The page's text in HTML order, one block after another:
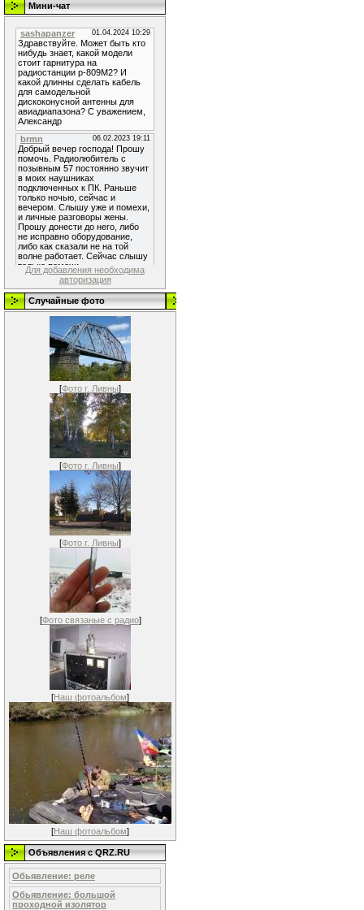
Мини-чат
Для добавления необходима
авторизация
Случайные фото
[Фото г. Ливны]
[Фото г. Ливны]
[Фото г. Ливны]
[Фото связаные с радио]
[Наш фотоальбом]
[Наш фотоальбом]
Объявления c QRZ.RU
Обьявление: реле
Обьявление: большой
проходной изолятор